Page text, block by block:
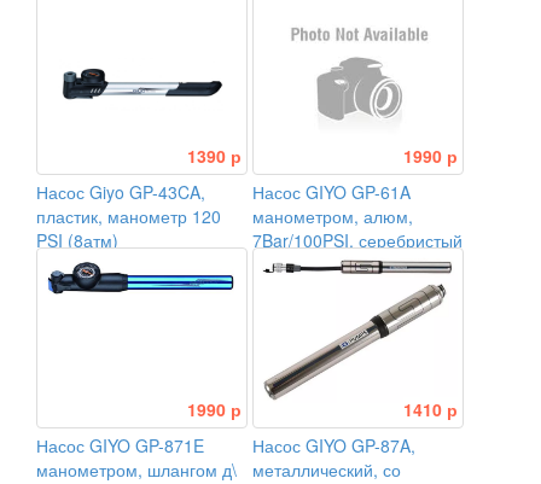
1390 р
Насос Giyo GP-43CA,
пластик, манометр 120
PSI (8атм)
1990 р
Насос GIYO GP-61A
манометром, алюм,
7Bar/100PSI, серебристый
1990 р
Насос GIYO GP-871E
манометром, шлангом д\
1410 р
Насос GIYO GP-87A,
металлический, со